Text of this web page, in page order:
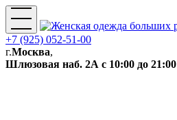
+7 (925) 052-51-00
г.Москва,
Шлюзовая наб. 2А с 10:00 до 21:00